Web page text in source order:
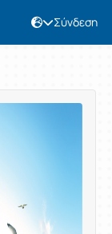
Σύνδεση